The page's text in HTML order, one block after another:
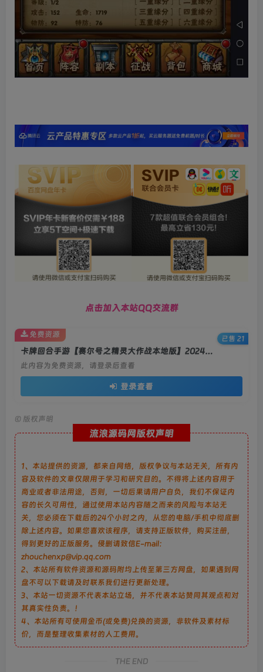
点击加入本站QQ交流群
卡牌回合手游【赛尔号之精灵大作战本地版】2024最新整理Win系服务端+本地注册+GM授权后台+教程
此内容为免费资源，请登录后查看
登录查看
免费资源
已售 21
© 版权声明
流浪源码网版权声明
1、本站提供的资源，都来自网络，版权争议与本站无关，所有内
容及软件的文章仅限用于学习和研究目的。不得将上述内容用于
商业或者非法用途，否则，一切后果请用户自负，我们不保证内
容的长久可用性，通过使用本站内容随之而来的风险与本站无
关，您必须在下载后的24个小时之内，从您的电脑/手机中彻底删
除上述内容。如果您喜欢该程序，请支持正版软件，购买注册，
得到更好的正版服务。侵删请致信E-mail：
zhouchenxp@vip.qq.com
2、本站所有软件资源和源码附均上传至第三方网盘，如果遇到网
盘不可以下载请及时联系我们进行更新处理。
3、本站一切资源不代表本站立场，并不代表本站赞同其观点和对
其真实性负责。！
4、本站所有可使用金币(或免费)兑换的资源，非软件及素材标
价，而是整理收集素材的人工费用。
THE END